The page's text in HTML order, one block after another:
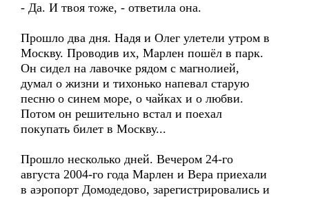
- Да. И твоя тоже, - ответила она.
Прошло два дня. Надя и Олег улетели утром в
Москву. Проводив их, Марлен пошёл в парк.
Он сидел на лавочке рядом с магнолией,
думал о жизни и тихонько напевал старую
песню о синем море, о чайках и о любви.
Потом он решительно встал и поехал
покупать билет в Москву...
Прошло несколько дней. Вечером 24-го
августа 2004-го года Марлен и Вера приехали
в аэропорт Домодедово, зарегистрировались и